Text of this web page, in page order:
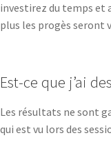
investirez du temps et
plus les progès seront
Est-ce que j’ai
Les résultats ne sont
qui est vu lors des